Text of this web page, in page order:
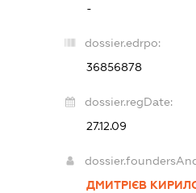
-
dossier.edrpo:
36856878
dossier.regDate:
27.12.09
ДМИТРІЄВ